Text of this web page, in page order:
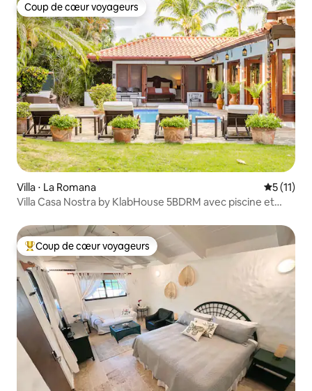
Coup de cœur voyageurs
Coup de cœur voyageurs
Villa ⋅ La Romana
5 (11)
Villa Casa Nostra by KlabHouse 5BDRM avec piscine et
Coups de cœur voyageurs les plus appréciés
Coup de cœur voyageurs